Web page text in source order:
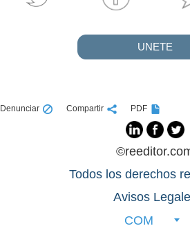
UNETE
Denunciar Compartir PDF
Todos los derechos
Avisos